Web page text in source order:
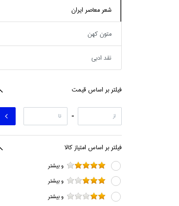
شعر معاصر ايران
متون كهن
نقد ادبي
فيلتر بر اساس قيمت
-
فيلتر بر اساس امتياز كالا
و بيشتر
و بيشتر
و بيشتر